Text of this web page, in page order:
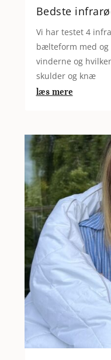
Bedste
Vi har testet 4
bælteform med og
vinderne og
skulder og knæ
læs mere